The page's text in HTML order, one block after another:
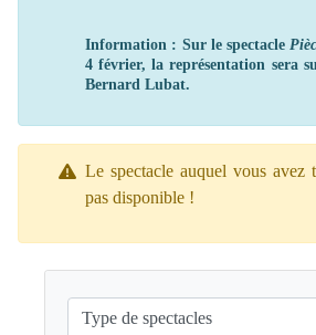
Information : Sur le spectacle
4 février, la représentation sera
Bernard Lubat.
Le spectacle auquel vous avez
pas disponible !